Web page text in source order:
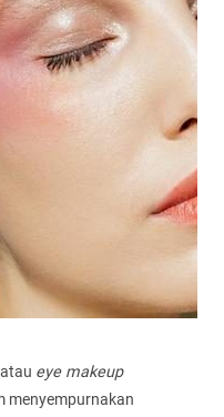
eye makeup
menyempurnakan